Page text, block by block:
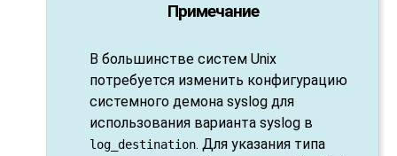
Примечание
В большинстве систем Unix
потребуется изменить конфигурацию
системного демона syslog для
использования варианта syslog в
log_destination. Для указания типа